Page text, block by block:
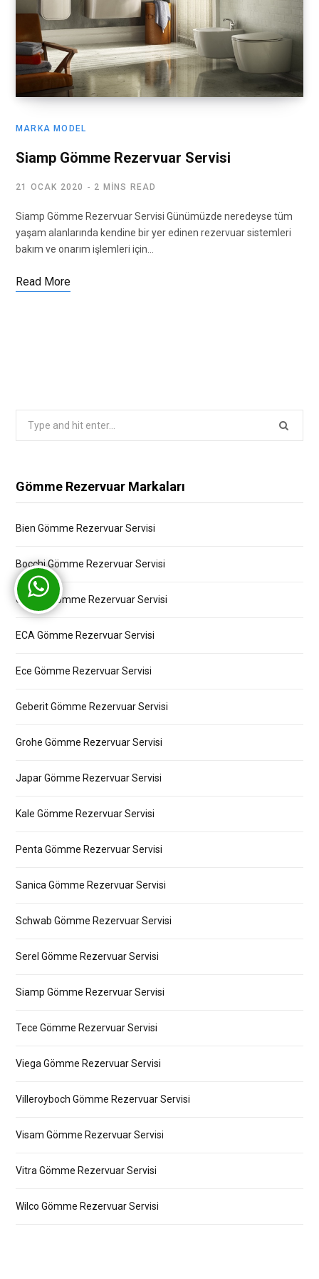
MARKA MODEL
Siamp Gömme Rezervuar Servisi
21 OCAK 2020 2 MINS READ
Siamp Gömme Rezervuar Servisi Günümüzde neredeyse tüm
yaşam alanlarında kendine bir yer edinen rezervuar sistemleri
bakım ve onarım işlemleri için…
Read More
Gömme Rezervuar Markaları
Bien Gömme Rezervuar Servisi
Bocchi Gömme Rezervuar Servisi
Creavit Gömme Rezervuar Servisi
ECA Gömme Rezervuar Servisi
Ece Gömme Rezervuar Servisi
Geberit Gömme Rezervuar Servisi
Grohe Gömme Rezervuar Servisi
Japar Gömme Rezervuar Servisi
Kale Gömme Rezervuar Servisi
Penta Gömme Rezervuar Servisi
Sanica Gömme Rezervuar Servisi
Schwab Gömme Rezervuar Servisi
Serel Gömme Rezervuar Servisi
Siamp Gömme Rezervuar Servisi
Tece Gömme Rezervuar Servisi
Viega Gömme Rezervuar Servisi
Villeroyboch Gömme Rezervuar Servisi
Visam Gömme Rezervuar Servisi
Vitra Gömme Rezervuar Servisi
Wilco Gömme Rezervuar Servisi